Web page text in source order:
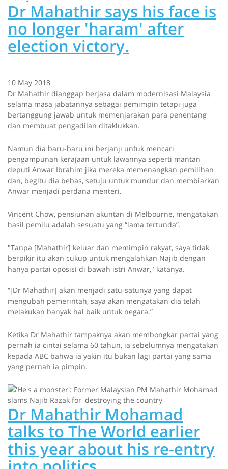
Dr Mahathir says his face is
no longer 'haram' after
election victory.
10 May 2018
Dr Mahathir dianggap berjasa dalam modernisasi Malaysia
selama masa jabatannya sebagai pemimpin tetapi juga
bertanggung jawab untuk memenjarakan para penentang
dan membuat pengadilan ditaklukkan.
Namun dia baru-baru ini berjanji untuk mencari
pengampunan kerajaan untuk lawannya seperti mantan
deputi Anwar Ibrahim jika mereka memenangkan pemilihan
dan, begitu dia bebas, setuju untuk mundur dan membiarkan
Anwar menjadi perdana menteri.
Vincent Chow, pensiunan akuntan di Melbourne, mengatakan
hasil pemilu adalah sesuatu yang “lama tertunda”.
"Tanpa [Mahathir] keluar dan memimpin rakyat, saya tidak
berpikir itu akan cukup untuk mengalahkan Najib dengan
hanya partai oposisi di bawah istri Anwar," katanya.
“[Dr Mahathir] akan menjadi satu-satunya yang dapat
mengubah pemerintah, saya akan mengatakan dia telah
melakukan banyak hal baik untuk negara.”
Ketika Dr Mahathir tampaknya akan membongkar partai yang
pernah ia cintai selama 60 tahun, ia sebelumnya mengatakan
kepada ABC bahwa ia yakin itu bukan lagi partai yang sama
yang pernah ia pimpin.
Dr Mahathir Mohamad
talks to The World earlier
this year about his re-entry